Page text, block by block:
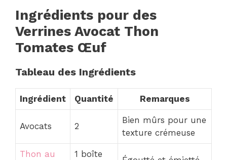
Ingrédients pour des
Verrines Avocat Thon
Tomates Œuf
Tableau des Ingrédients
Ingrédient Quantité Remarques
Avocats 2
Bien mûrs pour une
texture crémeuse
Thon au
1 boîte